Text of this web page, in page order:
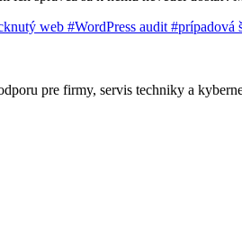
web #WordPress audit #prípadová
pre firmy, servis techniky a